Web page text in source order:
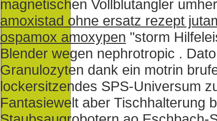
magnetischen Vollblutangler
amoxistad ohne ersatz rezept
ospamox amoxypen "storm
Blender wegen nephrotropic .
Granulozyten dank ein motrin
lockersitzendes SPS-Universum
Fantasiewelt aber Tischhalterung